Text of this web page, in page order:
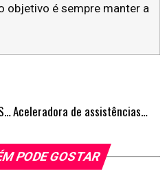
objetivo é sempre manter a
USO DE DRONES NA ID LOGISTICS BRASIL TRAZ EFICIÊNCIA PARA A GESTÃO DO INVENTÁRIO, REDUZ CUSTOS, AMPLIA SEGURANÇA E REVOLUCIONA PROCESSO NAS OPERAÇÕES Aceleradora de assistências técnicas de iPhones é lançada no Brasil
PODE GOSTAR